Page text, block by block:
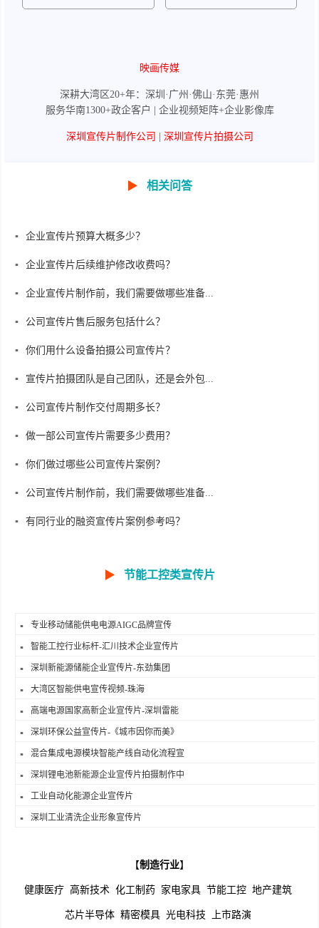
映画传媒
深耕大湾区20+年：深圳·广州·佛山·东莞·惠州
服务华南1300+政企客户 | 企业视频矩阵+企业影像库
深圳宣传片制作公司 深圳宣传片拍摄公司
▶ 相关问答
企业宣传片预算大概多少？
企业宣传片后续维护修改收费吗？
企业宣传片制作前，我们需要做哪些准备...
公司宣传片售后服务包括什么？
你们用什么设备拍摄公司宣传片？
宣传片拍摄团队是自己团队，还是会外包...
公司宣传片制作交付周期多长？
做一部公司宣传片需要多少费用？
你们做过哪些公司宣传片案例？
公司宣传片制作前，我们需要做哪些准备...
有同行业的融资宣传片案例参考吗？
▶ 节能工控类宣传片
专业移动储能供电电源AIGC品牌宣传
智能工控行业标杆-汇川技术企业宣传片
深圳新能源储能企业宣传片-东劲集团
大湾区智能供电宣传视频-珠海
高端电源国家高新企业宣传片-深圳雷能
深圳环保公益宣传片-《城市因你而美》
混合集成电源模块智能产线自动化流程宣
深圳锂电池新能源企业宣传片拍摄制作中
工业自动化能源企业宣传片
深圳工业清洗企业形象宣传片
【制造行业】
健康医疗 高新技术 化工制药 家电家具 节能工控 地产建筑
芯片半导体 精密模具 光电科技 上市路演